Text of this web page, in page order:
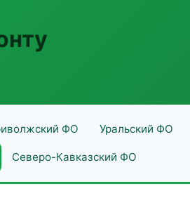
ФО Уральский ФО
Северо-Кавказский ФО